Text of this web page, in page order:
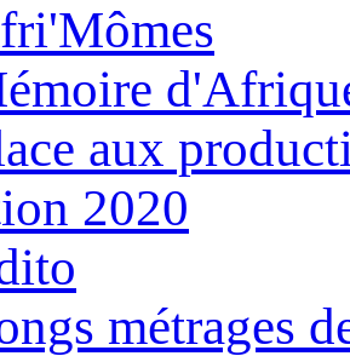
aux
2020
métrages